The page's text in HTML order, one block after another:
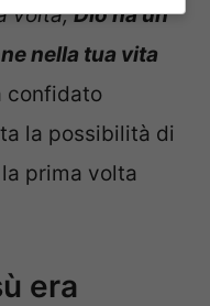
volta,Dio ha un
nella tua vita
confidato
la possibilità di
prima volta
era